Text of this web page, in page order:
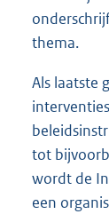
thema.
Als laatste
tot
wordt de
een